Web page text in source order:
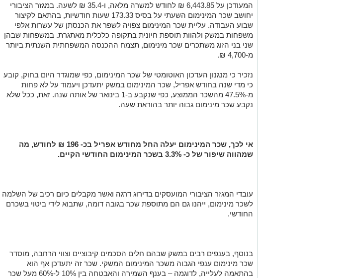
המעודכן על 6,443.85 ₪ לחודש למשרה מלאה, ו-35.4 ₪ לשעה. במגזר הציבורי
יחושב שכר המינימום השעתי על בסיס 173.33 שעות חודשיות, בהתאם לקיצור
שבוע העבודה. עליית שכר המינימום צפויה לשפר את הכנסתן של עשרות אלפי
משפחות במשק ולהוות תוספת חיונית בתקופה כלכלית מאתגרת. במשפחות שבהן
שני בני הזוג משתכרים שכר מינימום, תצמח ההכנסה המשפחתית השנתית ביותר
מ-4,700 ₪.
נזכיר כי מנגנון העדכון האוטומטי של שכר המינימום, כפי שמוגדר היום בחוק, קובע
כי מדי שנה בחודש אפריל, שכר המינימום במשק יתעדכן ויעמוד על לא פחות
מ-47.5% מהשכר הממוצע, כפי שנקבע ב-1 בינואר של אותה שנה. זאת, ככל שלא
נקבע שכר מינימום גבוה יותר בהוראת שעה.
אי לכך, שכר המינימום יעלה החל מחודש אפריל בכ- 196 ₪ לחודש, מה
שמהווה שיפור של כ- 3.3% בשכר המינימום החודשי הקיים.
עובדי המגזר הציבורי המועסקים בדירוג דרגה ואשר מקבלים כיום רכיב של השלמה
לשכר מינימום, ייהנו גם הם מתוספת שכר בגובה דומה, שתבוא לידי ביטוי בשכרם
החודשי.
בנוסף, בענפים רבים במשק שבהם חלים הסכמים קיבוציים וצווי הרחבה, מוסדר
שכר מינימום ענפי הגבוה משכר המינימום המשקי. שכר זה יתעדכן אף הוא
בהתאמה לעלייה, לדוגמה – בענף השמירה והאבטחה בין 10% ל-60% מעל שכר